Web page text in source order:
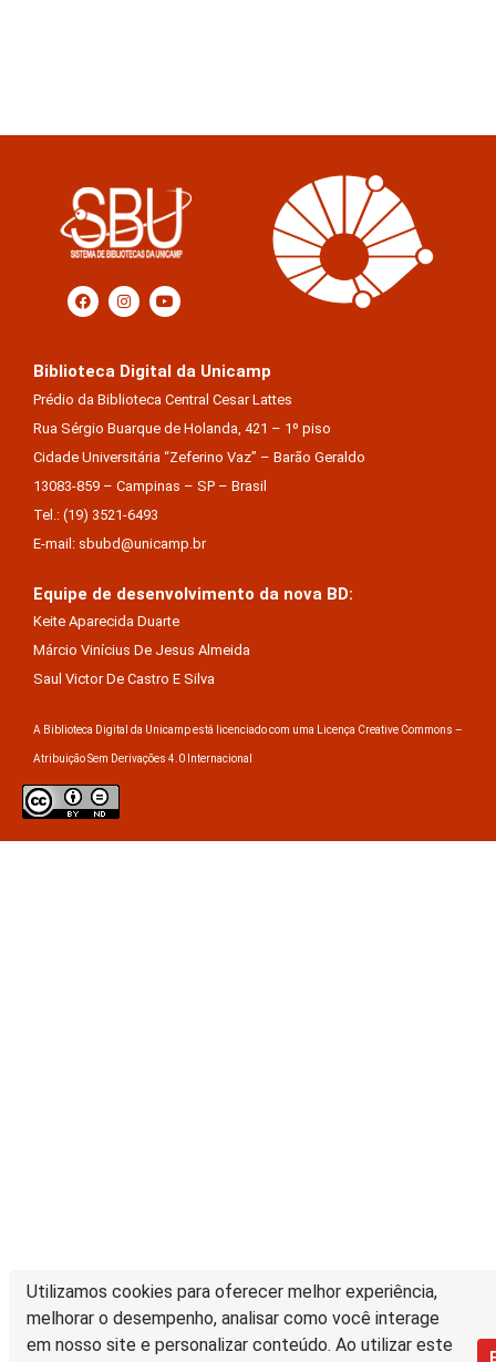
Utilizamos cookies para oferecer melhor experiência,
melhorar o desempenho, analisar como você interage
em nosso site e personalizar conteúdo. Ao utilizar este
Biblioteca Digital da Unicamp
Prédio da Biblioteca Central Cesar Lattes
Rua Sérgio Buarque de Holanda, 421 – 1º piso
Cidade Universitária “Zeferino Vaz” – Barão Geraldo
13083-859 – Campinas – SP – Brasil
Tel.: (19) 3521-6493
E-mail: sbubd@unicamp.br
Equipe de desenvolvimento da nova BD:
Keite Aparecida Duarte
Márcio Vinícius De Jesus Almeida
Saul Victor De Castro E Silva
A Biblioteca Digital da Unicamp está licenciado com uma Licença Creative Commons –
Atribuição Sem Derivações 4.0 Internacional